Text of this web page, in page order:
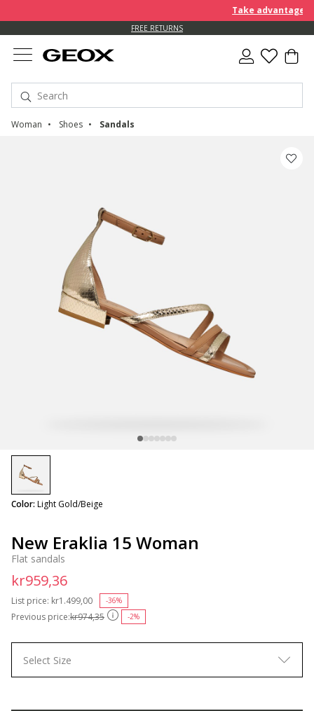
Take advantage of an
FREE STANDARD DELIVERY FOR ORDERS OVER kr 950
FREE RETURNS
Woman Shoes Sandals
New Eraklia 15 Woman
Flat sandals
Previous price:kr974,35 -2%
List price: Price reduced from
kr1.499,00 -36%
kr959,36
Color: Light Gold/Beige
selected
Select Size